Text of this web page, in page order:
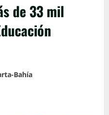
de 33 mil
Bahía